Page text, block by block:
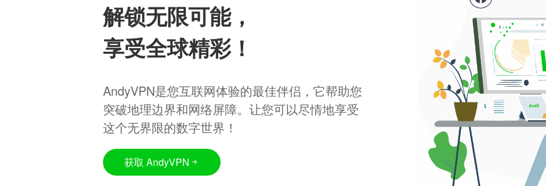
解锁无限可能，
享受全球精彩！
AndyVPN是您互联网体验的最佳伴侣，它帮助您
突破地理边界和网络屏障。让您可以尽情地享受
这个无界限的数字世界！
获取 AndyVPN